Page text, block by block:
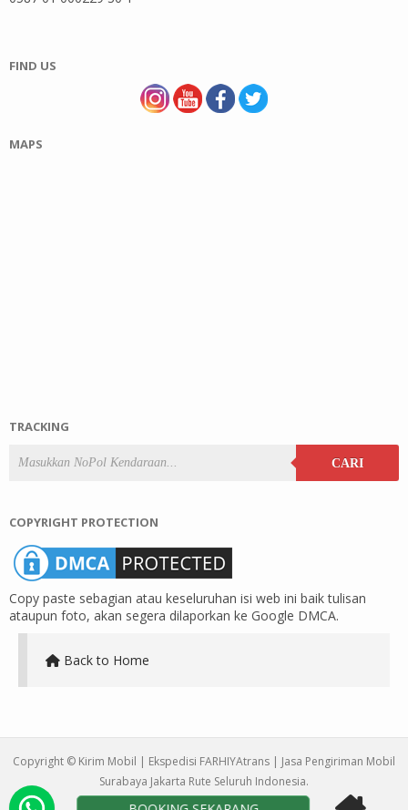
FIND US
MAPS
TRACKING
CARI
COPYRIGHT PROTECTION
Copy paste sebagian atau keseluruhan isi web ini baik tulisan
ataupun foto, akan segera dilaporkan ke Google DMCA.
Back to Home
Copyright © Kirim Mobil | Ekspedisi FARHIYAtrans | Jasa Pengiriman Mobil
Surabaya Jakarta Rute Seluruh Indonesia.